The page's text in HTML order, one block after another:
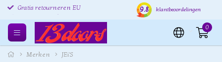
Gratis retourneren EU Verzending binnen 24 uur
9.8 klantbeoordelingen
0
Merken JEi'S